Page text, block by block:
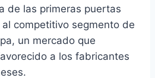
de las primeras puertas
competitivo segmento de
un mercado que
a los fabricantes